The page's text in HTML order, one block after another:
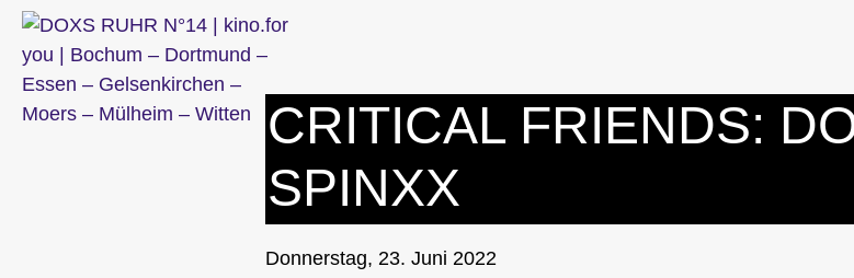
Zum
Inhalt
springen
CRITICAL FRIENDS:
SPINXX
Donnerstag, 23. Juni 2022